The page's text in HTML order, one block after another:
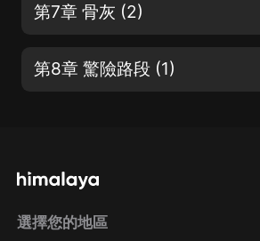
第7章 骨灰 (2)
第8章 驚險路段 (1)
選擇您的地區